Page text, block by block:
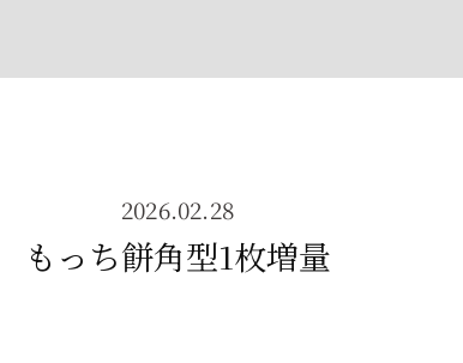
2026.02.28
もっち餅角型1枚増量